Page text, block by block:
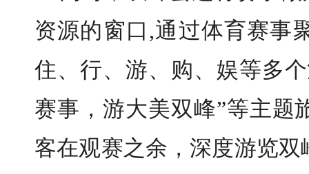
资源的窗口,通过体育赛事
住、行、游、购、娱等多
赛事，游大美双峰”等主题
客在观赛之余，深度游览